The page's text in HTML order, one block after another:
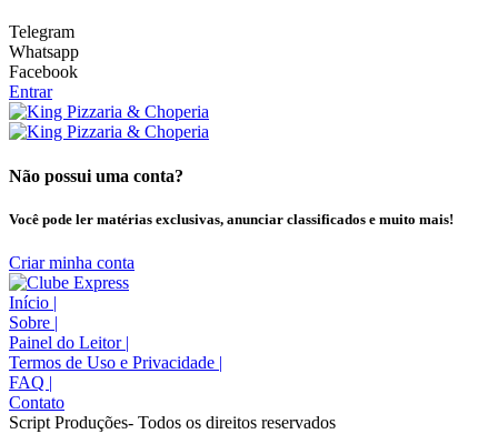
Telegram
Whatsapp
Facebook
Entrar
Não possui uma conta?
Você pode ler matérias exclusivas, anunciar classificados e muito mais!
Criar minha conta
Início |
Sobre |
Painel do Leitor |
Termos de Uso e Privacidade |
FAQ |
Contato
Script Produções- Todos os direitos reservados